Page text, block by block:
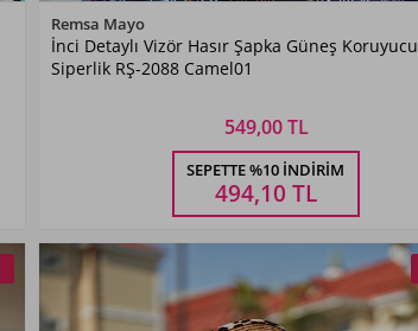
Camel01
Beden Seçiniz
STANDART
Remsa Mayo
İnci Detaylı Vizör Hasır Şapka Güneş Koruyucu
Siperlik RŞ-2088 Camel01
549,00 TL
SEPETTE %10 İNDIRIM
494,10 TL